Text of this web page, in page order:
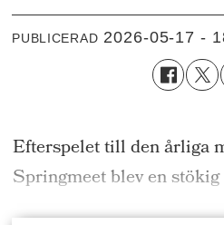
PUBLICERAD 2026-05-17 -
Efterspelet till den årliga
Springmeet blev en